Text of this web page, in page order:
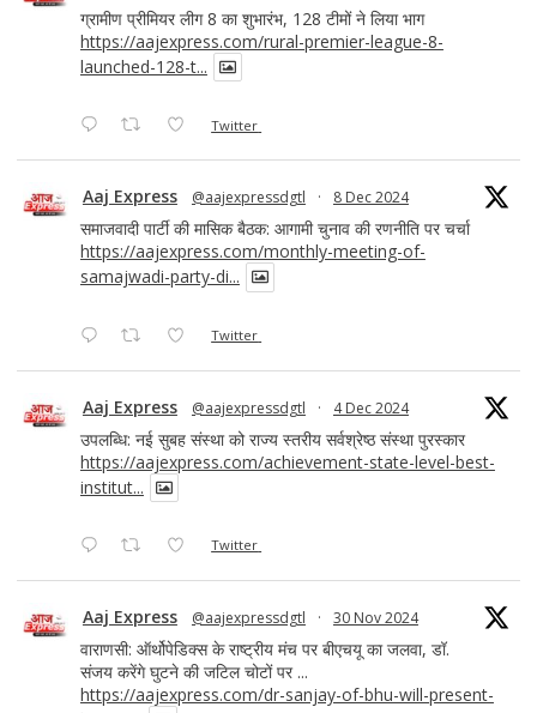
ग्रामीण प्रीमियर लीग 8 का शुभारंभ, 128 टीमों ने लिया भाग
https://aajexpress.com/rural-premier-league-8-
launched-128-t...
Twitter
Aaj Express @aajexpressdgtl · 8 Dec 2024
समाजवादी पार्टी की मासिक बैठक: आगामी चुनाव की रणनीति पर चर्चा
https://aajexpress.com/monthly-meeting-of-
samajwadi-party-di...
Twitter
Aaj Express @aajexpressdgtl · 4 Dec 2024
उपलब्धि: नई सुबह संस्था को राज्य स्तरीय सर्वश्रेष्ठ संस्था पुरस्कार
https://aajexpress.com/achievement-state-level-best-
institut...
Twitter
Aaj Express @aajexpressdgtl · 30 Nov 2024
वाराणसी: ऑर्थोपेडिक्स के राष्ट्रीय मंच पर बीएचयू का जलवा, डॉ.
संजय करेंगे घुटने की जटिल चोटों पर ...
https://aajexpress.com/dr-sanjay-of-bhu-will-present-